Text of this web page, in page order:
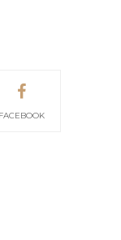
FACEBOOK